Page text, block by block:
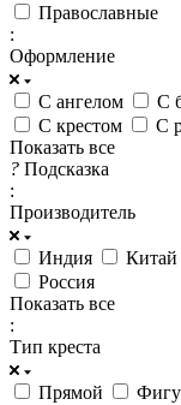
Православные
:
Оформление
С ангелом
С
С крестом
С
Показать все
? Подсказка
:
Производитель
Индия
Китай
Россия
Показать все
:
Тип креста
Прямой